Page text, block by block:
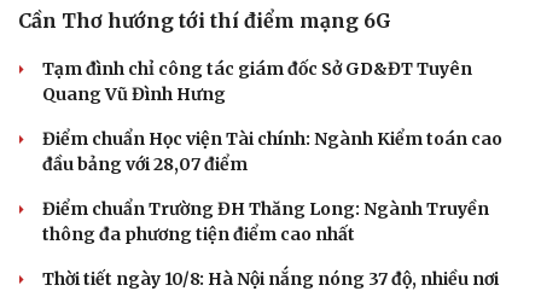
Cần Thơ hướng tới thí điểm mạng 6G
Tạm đình chỉ công tác giám đốc Sở GD&ĐT Tuyên
Quang Vũ Đình Hưng
Điểm chuẩn Học viện Tài chính: Ngành Kiểm toán cao
đầu bảng với 28,07 điểm
Điểm chuẩn Trường ĐH Thăng Long: Ngành Truyền
thông đa phương tiện điểm cao nhất
Thời tiết ngày 10/8: Hà Nội nắng nóng 37 độ, nhiều nơi